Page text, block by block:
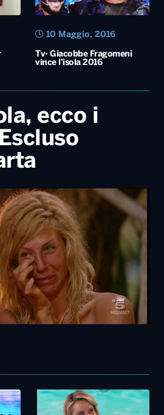
Tv- Giacobbe Fragomeni
vince l’isola 2016
10 Maggio, 2016
ecco i